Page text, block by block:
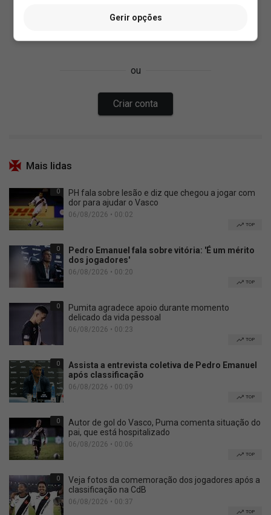
Mais lidas
0
PH fala sobre lesão e diz que chegou a jogar com
dor para ajudar o Vasco
06/08/2026 • 00:02
TOP
0
Pedro Emanuel fala sobre vitória: 'É um mérito
dos jogadores'
06/08/2026 • 00:20
TOP
0
Pumita agradece apoio durante momento
delicado da vida pessoal
06/08/2026 • 00:23
TOP
0
Assista a entrevista coletiva de Pedro Emanuel
após classificação
06/08/2026 • 00:09
TOP
0
Autor de gol do Vasco, Puma comenta situação do
pai, que está hospitalizado
06/08/2026 • 00:06
TOP
0
Veja fotos da comemoração dos jogadores após a
classificação na CdB
06/08/2026 • 00:37
TOP
Gerir opções